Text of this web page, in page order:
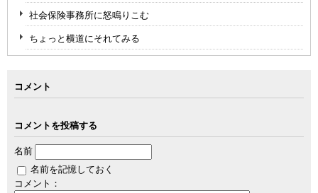
社会保険事務所に怒鳴りこむ
ちょっと横道にそれてみる
コメント
コメントを投稿する
名前
名前を記憶しておく
コメント：